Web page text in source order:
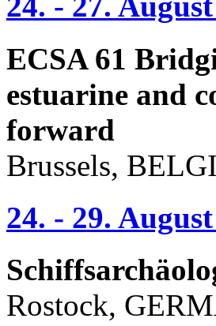
ECSA 61
estuarine and
forward
Brussels,
24. - 29.
Rostock,